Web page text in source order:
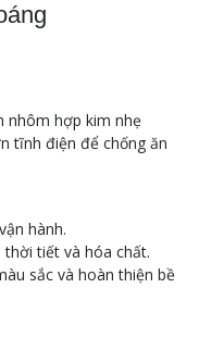
nhôm hợp kim nhẹ
tĩnh điện để chống ăn
hành.
thời tiết và hóa chất.
sắc và hoàn thiện bề